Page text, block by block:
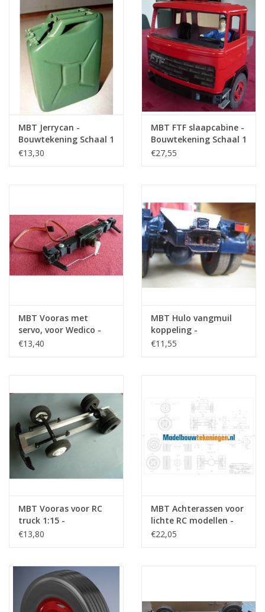
MBT Jerrycan -
Bouwtekening Schaal 1
: XX (40.06.001)
€13,30
MBT FTF slaapcabine -
Bouwtekening Schaal 1
: XX (40.06.003)
€27,55
MBT Vooras met
servo, voor Wedico -
Bouwtekening Schaal 1
€13,40
MBT Hulo vangmuil
koppeling -
Bouwtekening Schaal 1
€11,55
MBT Vooras voor RC
truck 1:15 -
Bouwtekening Schaal 1
€13,80
MBT Achterassen voor
lichte RC modellen -
Bouwtekening Schaal 1
€22,05